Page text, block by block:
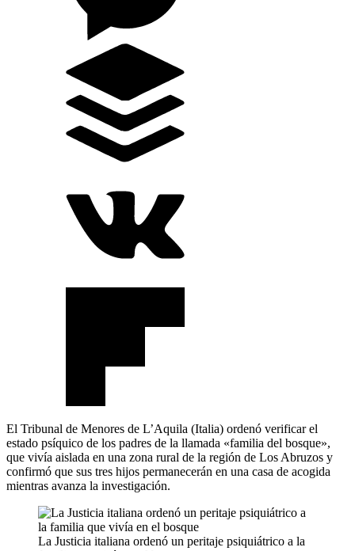
El Tribunal de Menores de L’Aquila (Italia) ordenó verificar el
estado psíquico de los padres de la llamada «familia del bosque»,
que vivía aislada en una zona rural de la región de Los Abruzos y
confirmó que sus tres hijos permanecerán en una casa de acogida
mientras avanza la investigación.
La Justicia italiana ordenó un peritaje psiquiátrico a la